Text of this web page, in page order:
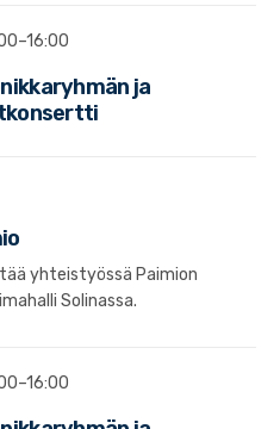
ja
yhteistyössä Paimion
Solinassa.